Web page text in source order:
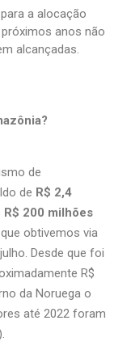
a alocação
anos não
alcançadas.
de
de R$ 2,4
R$ 200 milhões
obtivemos via
Desde que foi
R$
da Noruega o
até 2022 foram